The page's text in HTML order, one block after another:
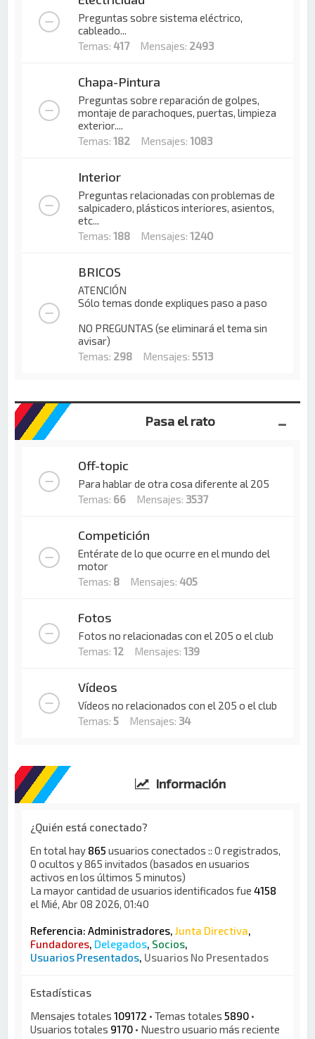
Preguntas sobre sistema eléctrico,
cableado...
Temas:417 Mensajes: 2493
Chapa-Pintura
Preguntas sobre reparación de golpes,
montaje de parachoques, puertas, limpieza
exterior....
Temas:182 Mensajes:1083
Interior
Preguntas relacionadas con problemas de
salpicadero, plásticos interiores, asientos,
etc...
Temas:188 Mensajes:1240
BRICOS
ATENCIÓN
Sólo temas donde expliques paso a paso
NO PREGUNTAS (se eliminará el tema sin
avisar)
Temas: 298 Mensajes:5513
Pasa el rato
Off-topic
Para hablar de otra cosa diferente al 205
Temas: 66 Mensajes: 3537
Competición
Entérate de lo que ocurre en el mundo del
motor
Temas: 8 Mensajes:405
Fotos
Fotos no relacionadas con el 205 o el club
Temas:12 Mensajes:139
Vídeos
Vídeos no relacionados con el 205 o el club
Temas:5 Mensajes: 34
Información
¿Quién está conectado?
En total hay 865 usuarios conectados :: 0 registrados,
0 ocultos y 865 invitados (basados en usuarios
activos en los últimos 5 minutos)
La mayor cantidad de usuarios identificados fue4158
el Mié, Abr 08 2026, 01:40
Referencia:Administradores,Junta Directiva,
Fundadores, Delegados, Socios,
Usuarios Presentados, Usuarios No Presentados
Estadísticas
Mensajes totales109172 • Temas totales5890 •
Usuarios totales 9170 • Nuestro usuario más reciente